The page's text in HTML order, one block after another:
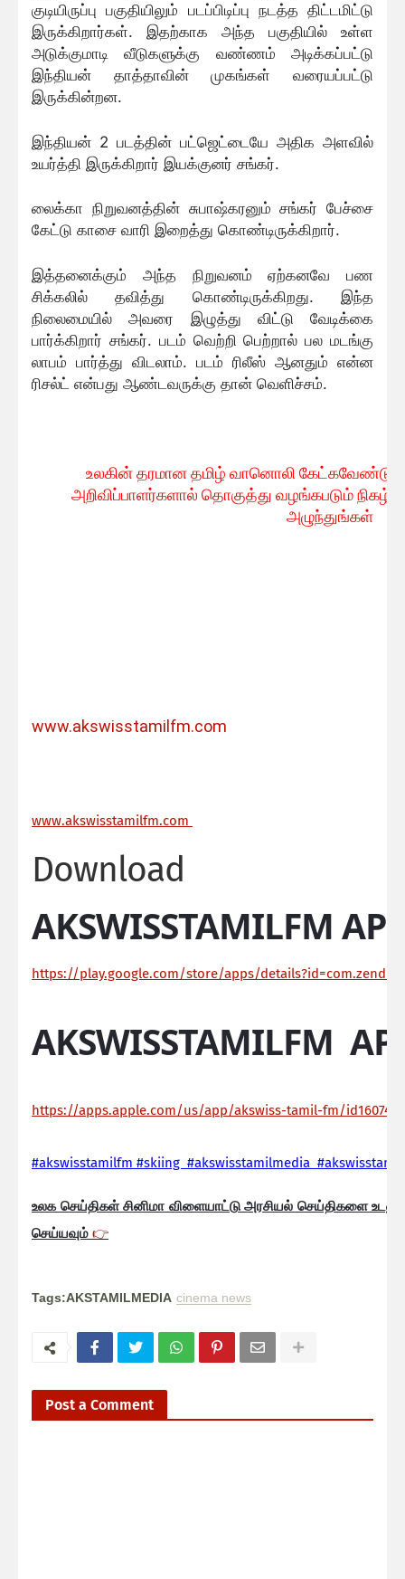
குடியிருப்பு பகுதியிலும் படப்பிடிப்பு நடத்த திட்டமிட்டு
இருக்கிறார்கள். இதற்காக அந்த பகுதியில் உள்ள
அடுக்குமாடி வீடுகளுக்கு வண்ணம் அடிக்கப்பட்டு
இந்தியன் தாத்தாவின் முகங்கள் வரையப்பட்டு
இருக்கின்றன.
இந்தியன் 2 படத்தின் பட்ஜெட்டையே அதிக அளவில்
உயர்த்தி இருக்கிறார் இயக்குனர் சங்கர்.
லைக்கா நிறுவனத்தின் சுபாஷ்கரனும் சங்கர் பேச்சை
கேட்டு காசை வாரி இறைத்து கொண்டிருக்கிறார்.
இத்தனைக்கும் அந்த நிறுவனம் ஏற்கனவே பண
சிக்கலில் தவித்து கொண்டிருக்கிறது. இந்த
நிலைமையில் அவரை இழுத்து விட்டு வேடிக்கை
பார்க்கிறார் சங்கர். படம் வெற்றி பெற்றால் பல மடங்கு
லாபம் பார்த்து விடலாம். படம் ரிலீஸ் ஆனதும் என்ன
ரிசல்ட் என்பது ஆண்டவருக்கு தான் வெளிச்சம்.
உலகின் தரமான தமிழ் வானொலி கேட்கவே
அறிவிப்பாளர்களால் தொகுத்து வழங்கபடும்
அழுந்துங்கள்
www.akswisstamilfm.com
www.akswisstamilfm.com
Download
AKSWISSTAMILFM
https://play.google.com/store/apps/
AKSWISSTAMILFM
https://apps.apple.com/us/app/akswiss-tamil-fm/
#akswisstamilfm #skiing #akswisstamilmedia
உலக செய்திகள் சினிமா விளையாட்டு அரசியல் செய்திகளை
செய்யவும் 👉
Tags:AKSTAMILMEDIA cinema news
Post a Comment